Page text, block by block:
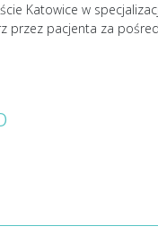
Katowice w
przez pacjenta za